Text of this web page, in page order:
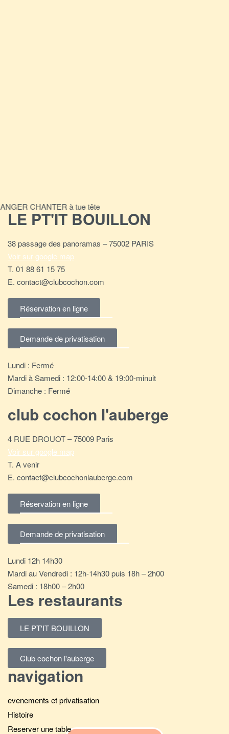
CHANTER à tue tête
LE PT'IT BOUILLON
38 passage des panoramas – 75002 PARIS
Voir sur google map
T. 01 88 61 15 75
E. contact@clubcochon.com
Réservation en ligne
Demande de privatisation
Lundi : Fermé
Mardi à Samedi : 12:00-14:00 & 19:00-minuit
Dimanche : Fermé
club cochon l'auberge
4 RUE DROUOT – 75009 Paris
Voir sur google map
T. A venir
E. contact@clubcochonlauberge.com
Réservation en ligne
Demande de privatisation
Lundi 12h 14h30
Mardi au Vendredi : 12h-14h30 puis 18h – 2h00
Samedi : 18h00 – 2h00
Les restaurants
LE PT'IT BOUILLON
Club cochon l'auberge
navigation
evenements et privatisation
Histoire
Reserver une table